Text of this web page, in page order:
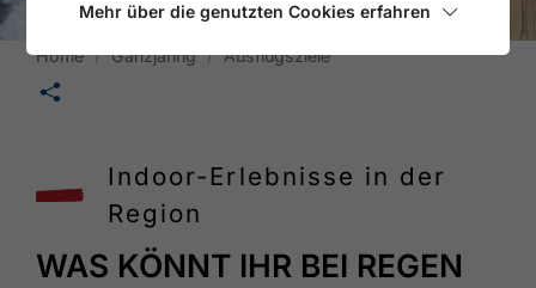
Home Ganzjährig Ausflugsziele
🛄
Indoor-Erlebnisse in der
Region
WAS KÖNNT IHR BEI REGEN
Mehr über die genutzten Cookies erfahren